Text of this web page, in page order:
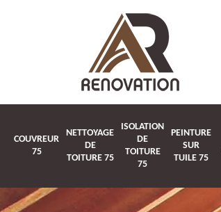
COUVREUR
75
NETTOYAGE
DE
TOITURE 75
ISOLATION
DE
TOITURE
75
PEINTURE
SUR
TUILE 75